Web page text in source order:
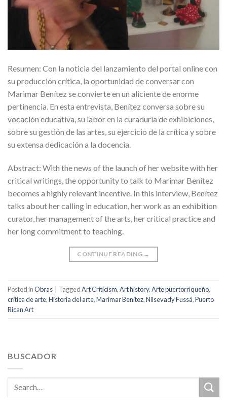
Resumen: Con la noticia del lanzamiento del portal online con
su producción crítica, la oportunidad de conversar con
Marimar Benítez se convierte en un aliciente de enorme
pertinencia. En esta entrevista, Benítez conversa sobre su
vocación educativa, su labor en la curaduría de exhibiciones,
sobre su gestión de las artes, su ejercicio de la crítica y sobre
su extensa dedicación a la docencia.
Abstract: With the news of the launch of her website with her
critical writings, the opportunity to talk to Marimar Benítez
becomes a highly relevant incentive. In this interview, Benítez
talks about her calling in education, her work as an exhibition
curator, her management of the arts, her critical practice and
her long commitment to teaching.
CONTINUE READING →
Posted inObras TaggedArt Criticism,Art history,Arte puertorriqueño,
crítica de arte,Historia del arte,Marimar Benítez,Nilsevady Fussá,Puerto
Rican Art
BUSCADOR